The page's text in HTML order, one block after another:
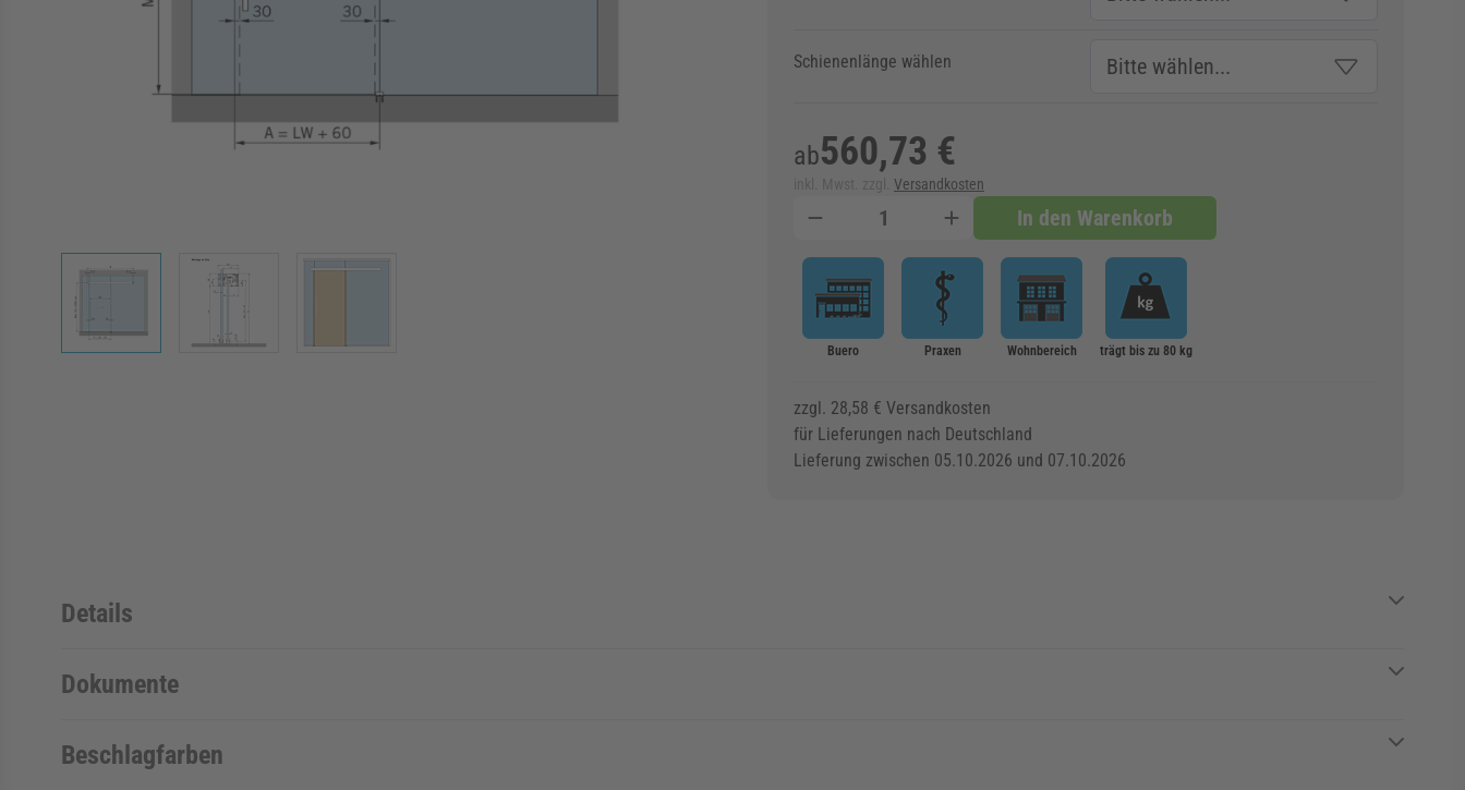
View larger imageView larger imageView larger image
Schienenlänge wählen
ab560,73 €
Versandkosten
In den Warenkorb
Buero Praxen Wohnbereich trägt bis zu 80 kg
zzgl. 28,58 € Versandkosten
für Lieferungen nach Deutschland
Lieferung zwischen 05.10.2026 und 07.10.2026
Details
Dokumente
Beschlagfarben